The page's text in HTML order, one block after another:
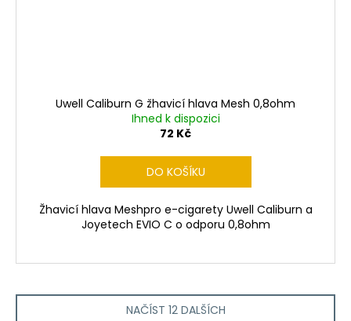
Uwell Caliburn G žhavicí hlava Mesh 0,8ohm
Ihned k dispozici
72 Kč
DO KOŠÍKU
Žhavicí hlava Meshpro e-cigarety Uwell Caliburn a
Joyetech EVIO C o odporu 0,8ohm
NAČÍST 12 DALŠÍCH